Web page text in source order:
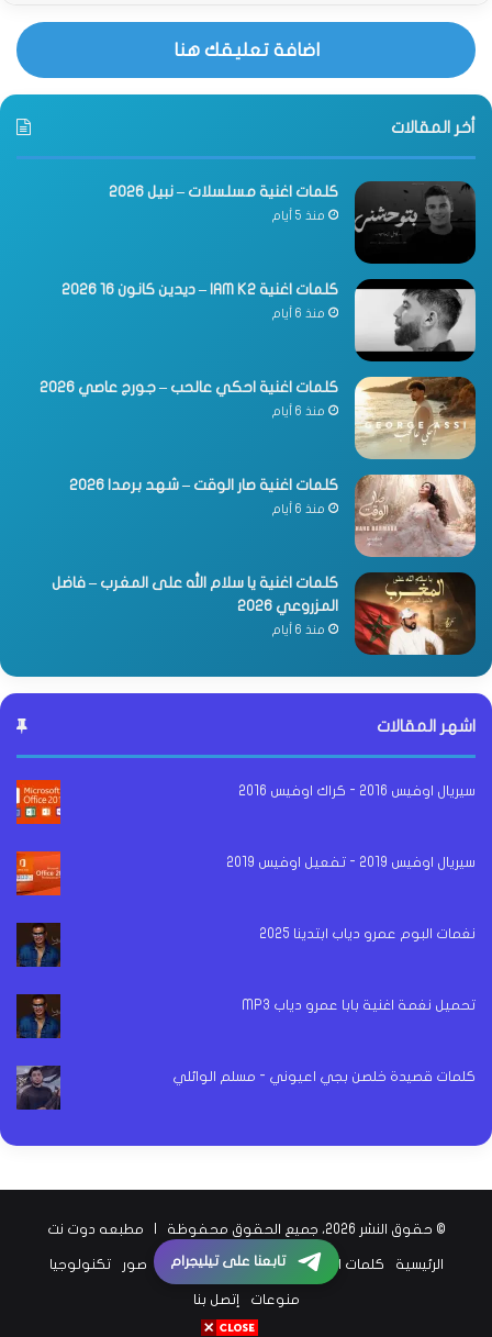
اضافة تعليقك هنا
أخر المقالات
كلمات اغنية مسلسلات – نبيل 2026
منذ 5 أيام
كلمات اغنية IAM K2 – ديدين كانون 16 2026
منذ 6 أيام
كلمات اغنية احكي عالحب – جورج عاصي 2026
منذ 6 أيام
كلمات اغنية صار الوقت – شهد برمدا 2026
منذ 6 أيام
كلمات اغنية يا سلام الله على المغرب – فاضل
المزروعي 2026
منذ 6 أيام
اشهر المقالات
سيريال اوفيس 2016 - كراك اوفيس 2016
سيريال اوفيس 2019 - تفعيل اوفيس 2019
نغمات البوم عمرو دياب ابتدينا 2025
تحميل نغمة اغنية بابا عمرو دياب MP3
كلمات قصيدة خلصن بجي اعيوني - مسلم الوائلي
© حقوق النشر 2026، جميع الحقوق محفوظة | مطبعه دوت نت
الرئيسية كلمات اغاني اخبار الفن اخبار الرياضة صور تكنولوجيا
منوعات إتصل بنا
تابعنا على تيليجرام